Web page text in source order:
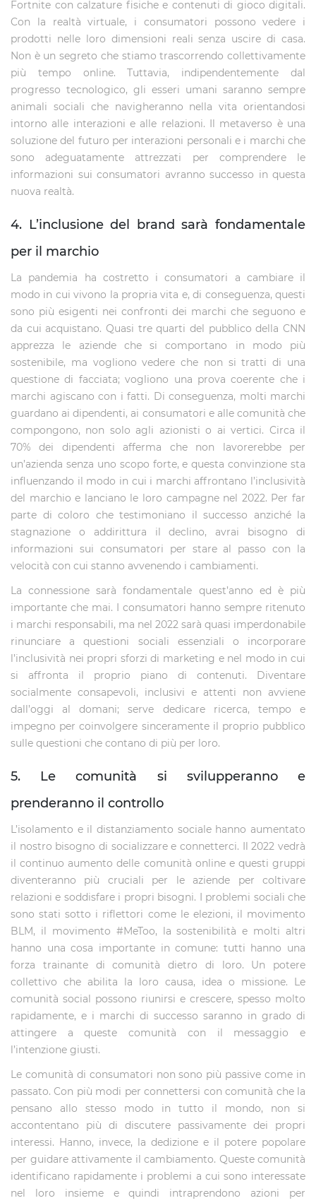
Fortnite con calzature fisiche e contenuti di gioco digitali.
Con la realtà virtuale, i consumatori possono vedere i
prodotti nelle loro dimensioni reali senza uscire di casa.
Non è un segreto che stiamo trascorrendo collettivamente
più tempo online. Tuttavia, indipendentemente dal
progresso tecnologico, gli esseri umani saranno sempre
animali sociali che navigheranno nella vita orientandosi
intorno alle interazioni e alle relazioni. Il metaverso è una
soluzione del futuro per interazioni personali e i marchi che
sono adeguatamente attrezzati per comprendere le
informazioni sui consumatori avranno successo in questa
nuova realtà.
4. L’inclusione del brand sarà fondamentale
per il marchio
La pandemia ha costretto i consumatori a cambiare il
modo in cui vivono la propria vita e, di conseguenza, questi
sono più esigenti nei confronti dei marchi che seguono e
da cui acquistano. Quasi tre quarti del pubblico della CNN
apprezza le aziende che si comportano in modo più
sostenibile, ma vogliono vedere che non si tratti di una
questione di facciata; vogliono una prova coerente che i
marchi agiscano con i fatti. Di conseguenza, molti marchi
guardano ai dipendenti, ai consumatori e alle comunità che
compongono, non solo agli azionisti o ai vertici. Circa il
70% dei dipendenti afferma che non lavorerebbe per
un’azienda senza uno scopo forte, e questa convinzione sta
influenzando il modo in cui i marchi affrontano l’inclusività
del marchio e lanciano le loro campagne nel 2022. Per far
parte di coloro che testimoniano il successo anziché la
stagnazione o addirittura il declino, avrai bisogno di
informazioni sui consumatori per stare al passo con la
velocità con cui stanno avvenendo i cambiamenti.
La connessione sarà fondamentale quest’anno ed è più
importante che mai. I consumatori hanno sempre ritenuto
i marchi responsabili, ma nel 2022 sarà quasi imperdonabile
rinunciare a questioni sociali essenziali o incorporare
l’inclusività nei propri sforzi di marketing e nel modo in cui
si affronta il proprio piano di contenuti. Diventare
socialmente consapevoli, inclusivi e attenti non avviene
dall’oggi al domani; serve dedicare ricerca, tempo e
impegno per coinvolgere sinceramente il proprio pubblico
sulle questioni che contano di più per loro.
5. Le comunità si svilupperanno e
prenderanno il controllo
L’isolamento e il distanziamento sociale hanno aumentato
il nostro bisogno di socializzare e connetterci. Il 2022 vedrà
il continuo aumento delle comunità online e questi gruppi
diventeranno più cruciali per le aziende per coltivare
relazioni e soddisfare i propri bisogni. I problemi sociali che
sono stati sotto i riflettori come le elezioni, il movimento
BLM, il movimento #MeToo, la sostenibilità e molti altri
hanno una cosa importante in comune: tutti hanno una
forza trainante di comunità dietro di loro. Un potere
collettivo che abilita la loro causa, idea o missione. Le
comunità social possono riunirsi e crescere, spesso molto
rapidamente, e i marchi di successo saranno in grado di
attingere a queste comunità con il messaggio e
l’intenzione giusti.
Le comunità di consumatori non sono più passive come in
passato. Con più modi per connettersi con comunità che la
pensano allo stesso modo in tutto il mondo, non si
accontentano più di discutere passivamente dei propri
interessi. Hanno, invece, la dedizione e il potere popolare
per guidare attivamente il cambiamento. Queste comunità
identificano rapidamente i problemi a cui sono interessate
nel loro insieme e quindi intraprendono azioni per